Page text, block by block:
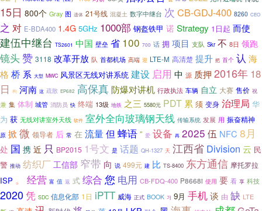
15日 800个 Gray 图 遗体 21号线 混凝土 数字中继台 次 CB-GDJ-400 8260 CEO
之 对 E-BDA400 1.4G 5GHz 1000部 钢盔铁甲 诺 Strategy 1日起 而使
建伍中继台 TS2601 中国 壁垒 省 100 700 话 拥 项目 支队 Skr 不 8日 领跑
镜头赞 3118 改革开放 队 首都机场 高端 迎 LTE-M 高清楚 提升 把 首个 认 海
格 桥 系 大型 MWC 风景区无线对讲系统 建设 启用 中 源 质押 2016年 18
日
构 河南 这 疏散 EP682 高保真 防爆对讲机 行政执法 车辆 自立 大赛 售价 祝
兼 集 体制 城管 消防员 快 终端 13级 地铁 之三 5580元 PDT 累 须 变身 治理局 华
为 获 无线对讲室外天线 软件 室外全向玻璃钢天线 传输系统 发展 用 振奋精神
原 掀 微 领导者 后 常 在 流量但 蜂语 ” 爱 设备 再 2025 伍 NFC 8月
处 国 携 近 只 BP2015 1号文 是 话题 QH-1327 天 江西省 Division 云 民
警 推动 纺织厂 工信部 窄带 向 说 499元 建 比 TS-8400 东方通信 摩托罗拉
ISP 。 经营 富 值 返 式 综合 您 电用 CB-FDQ-400 P8668i 使用 要 看 享 科技
2020 凭 SDC 信息化部 1日 iPTT 威海 正式 BOOK 习 9月 手机谈 由 缺 LTE